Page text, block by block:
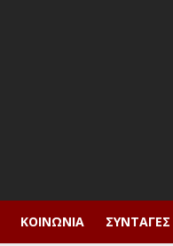
ΚΟΙΝΩΝΊΑ ΣΥΝΤΑΓΈΣ